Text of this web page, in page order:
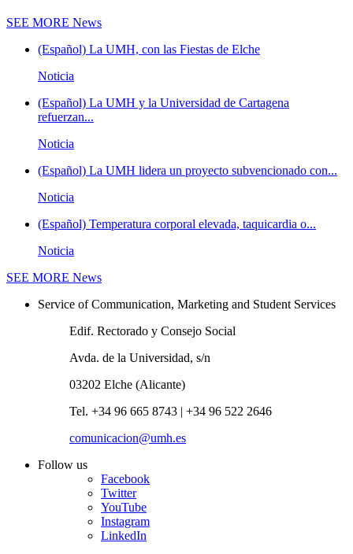
SEE MORE News
(Español) La UMH, con las Fiestas de Elche
Noticia
(Español) La UMH y la Universidad de Cartagena
refuerzan...
Noticia
(Español) La UMH lidera un proyecto subvencionado con...
Noticia
(Español) Temperatura corporal elevada, taquicardia o...
Noticia
SEE MORE News
Service of Communication, Marketing and Student Services
Edif. Rectorado y Consejo Social
Avda. de la Universidad, s/n
03202 Elche (Alicante)
Tel. +34 96 665 8743 | +34 96 522 2646
comunicacion@umh.es
Follow us
Facebook
Twitter
YouTube
Instagram
LinkedIn